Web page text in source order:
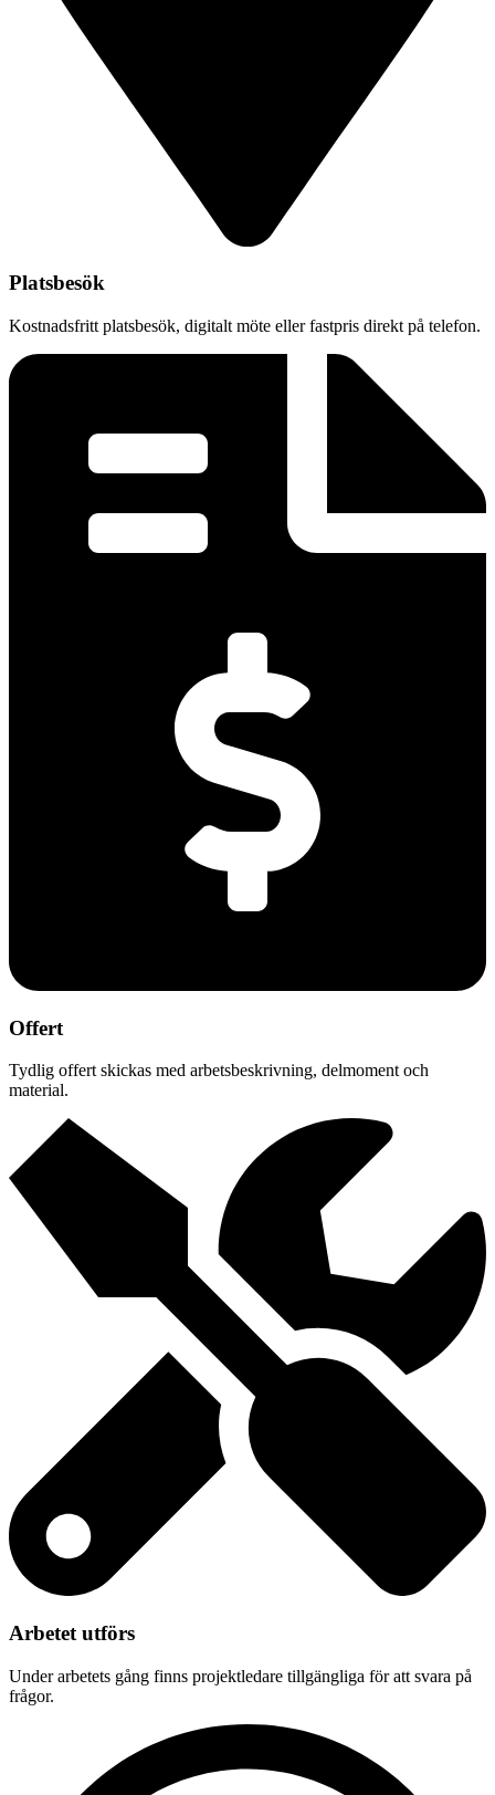
Platsbesök
Kostnadsfritt platsbesök, digitalt möte eller fastpris direkt på telefon.
Offert
Tydlig offert skickas med arbetsbeskrivning, delmoment och
material.
Arbetet utförs
Under arbetets gång finns projektledare tillgängliga för att svara på
frågor.